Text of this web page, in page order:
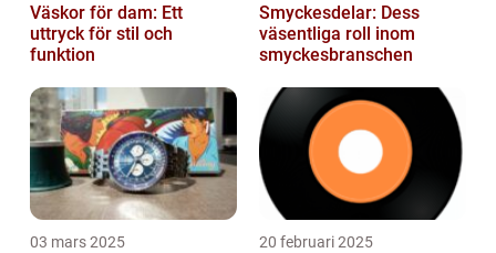
Väskor för dam: Ett
uttryck för stil och
funktion
Smyckesdelar: Dess
väsentliga roll inom
smyckesbranschen
03 mars 2025 20 februari 2025